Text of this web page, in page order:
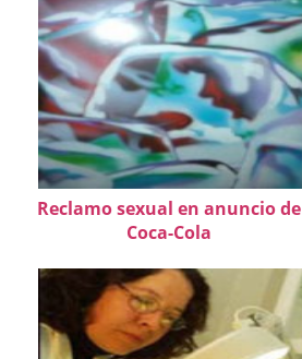
Reclamo sexual en anuncio de
Coca-Cola